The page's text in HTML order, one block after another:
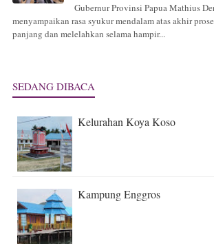
Gubernur Provinsi Papua Mathius
menyampaikan rasa syukur mendalam atas akhir
panjang dan melelahkan selama hampir...
SEDANG DIBACA
Kelurahan Koya Koso
Kampung Enggros